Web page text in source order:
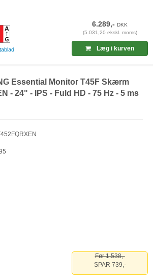
6.289,-DKK
(5.031,20 ekskl. moms)
Læg i kurven
Essential Monitor T45F Skærm
- 24" - IPS - Fuld HD - 75 Hz - 5 ms
Før 1.538,-
SPAR 739,-